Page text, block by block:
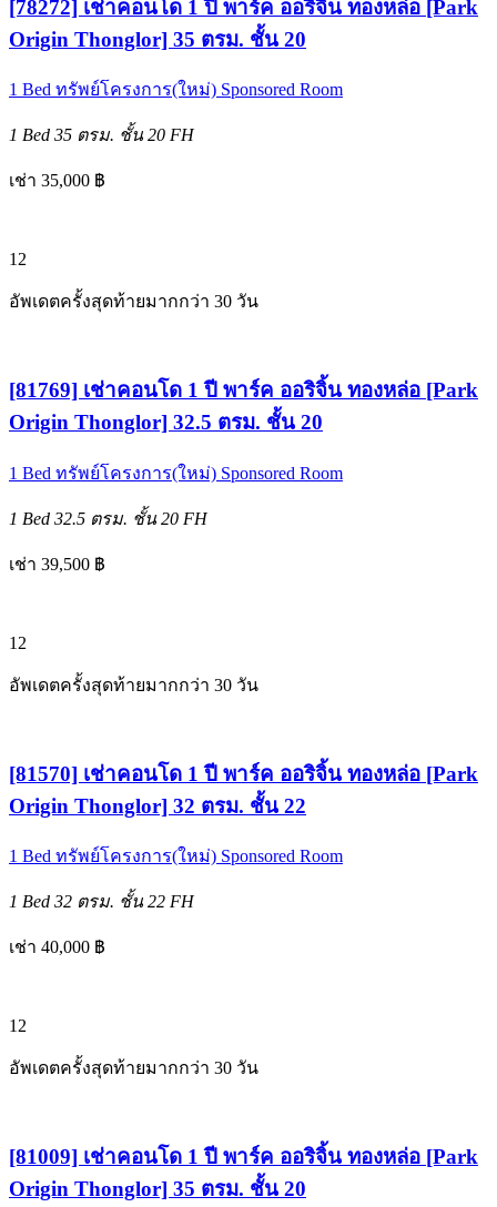
[78272] เช่าคอนโด 1 ปี พาร์ค ออริจิ้น ทองหล่อ [Park
Origin Thonglor] 35 ตรม. ชั้น 20
1 Bed ทรัพย์โครงการ(ใหม่) Sponsored Room
1 Bed 35 ตรม. ชั้น 20 FH
เช่า 35,000 ฿
12
อัพเดตครั้งสุดท้ายมากกว่า 30 วัน
[81769] เช่าคอนโด 1 ปี พาร์ค ออริจิ้น ทองหล่อ [Park
Origin Thonglor] 32.5 ตรม. ชั้น 20
1 Bed ทรัพย์โครงการ(ใหม่) Sponsored Room
1 Bed 32.5 ตรม. ชั้น 20 FH
เช่า 39,500 ฿
12
อัพเดตครั้งสุดท้ายมากกว่า 30 วัน
[81570] เช่าคอนโด 1 ปี พาร์ค ออริจิ้น ทองหล่อ [Park
Origin Thonglor] 32 ตรม. ชั้น 22
1 Bed ทรัพย์โครงการ(ใหม่) Sponsored Room
1 Bed 32 ตรม. ชั้น 22 FH
เช่า 40,000 ฿
12
อัพเดตครั้งสุดท้ายมากกว่า 30 วัน
[81009] เช่าคอนโด 1 ปี พาร์ค ออริจิ้น ทองหล่อ [Park
Origin Thonglor] 35 ตรม. ชั้น 20